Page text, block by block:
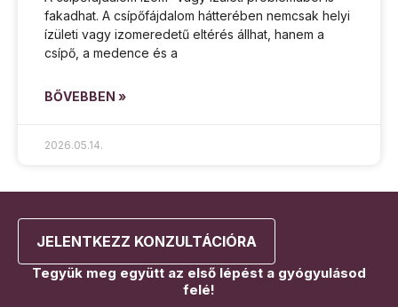
fakadhat. A csípőfájdalom hátterében nemcsak helyi
ízületi vagy izomeredetű eltérés állhat, hanem a
csípő, a medence és a
BŐVEBBEN »
2026.05.14.
JELENTKEZZ KONZULTÁCIÓRA
Tegyük meg együtt az első lépést a gyógyulásod
felé!